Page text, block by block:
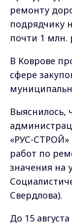
«РУС-СТРОЙ»
работ по
значения на
Свердлова).
До 15
еще не были
Сумма
млн. рублей.
По
возбуждено